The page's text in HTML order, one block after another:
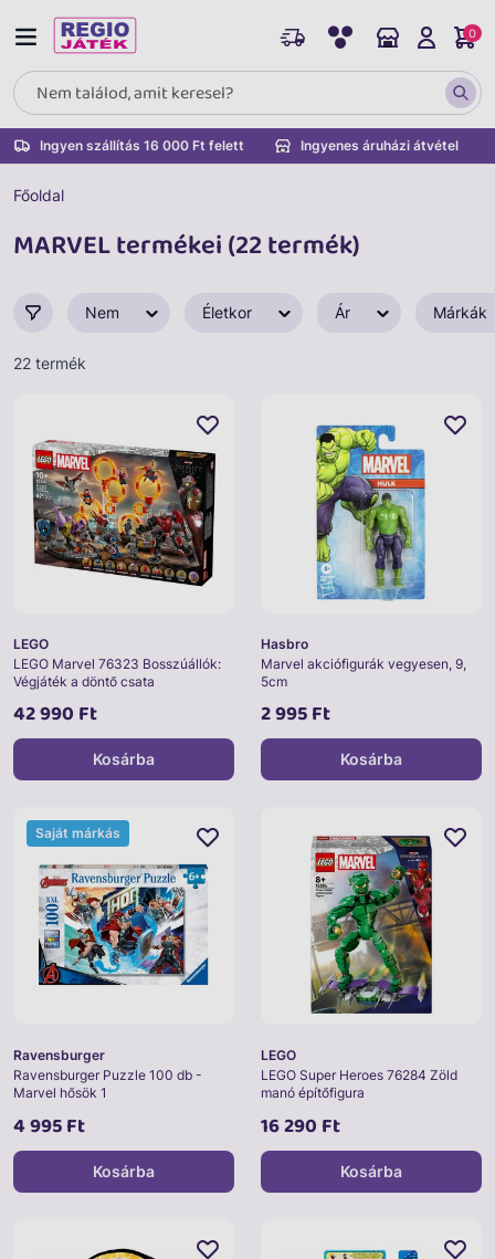
Ingyen szállítás 16 000 Ft felett Ingyenes áruházi átvétel
0
Főoldal
MARVEL termékei (22 termék)
Nem Életkor Ár Márkák
22 termék
LEGO
LEGO Marvel 76323 Bosszúállók:
Végjáték a döntő csata
42 990 Ft
Kosárba
Hasbro
Marvel akciófigurák vegyesen, 9,
5cm
2 995 Ft
Kosárba
Ravensburger
Ravensburger Puzzle 100 db -
Marvel hősök 1
4 995 Ft
Saját márkás
Kosárba
LEGO
LEGO Super Heroes 76284 Zöld
manó építőfigura
16 290 Ft
Kosárba